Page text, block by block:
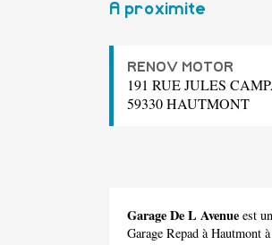
A proximite
RENOV MOTOR
191 RUE JULES
59330 HAUTMONT
Garage De L Avenue est un
Garage Repad à Hautmont